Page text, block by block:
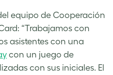
equipo de Cooperación
“Trabajamos con
asistentes con una
con un juego de
con sus iniciales. El